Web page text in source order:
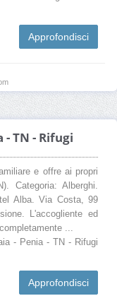
Approfondisci
TN - Rifugi
e offre ai propri
Categoria: Alberghi.
Alba. Via Costa, 99
L'accogliente ed
...
- Penia - TN - Rifugi
Approfondisci